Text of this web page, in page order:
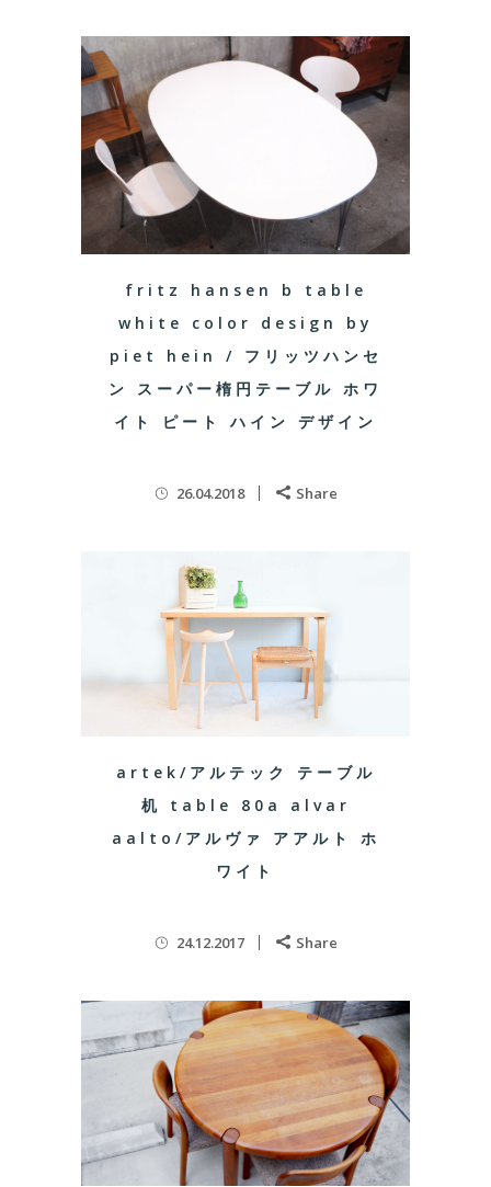
fritz hansen b table
white color design by
piet hein / フリッツハンセ
ン スーパー楕円テーブル ホワ
イト ピート ハイン デザイン
26.04.2018 Share
artek/アルテック テーブル
机 table 80a alvar
aalto/アルヴァ アアルト ホ
ワイト
24.12.2017 Share